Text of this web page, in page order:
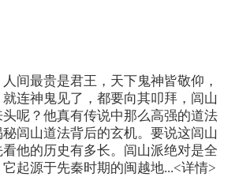
间最贵是君王，天下鬼神皆敬仰，
连神鬼见了，都要向其叩拜，闾山
呢？他真有传说中那么高强的道法
闾山道法背后的玄机。要说这闾山
他的历史有多长。闾山派绝对是全
起源于先秦时期的闽越地...<详情>